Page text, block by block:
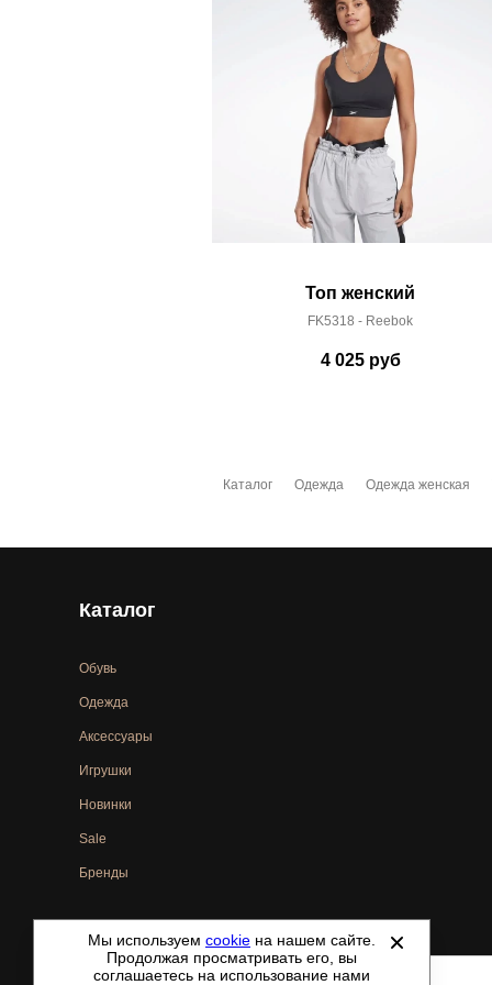
Топ женский
FK5318 - Reebok
4 025руб
Каталог Одежда Одежда женская
Каталог
Обувь
Одежда
Аксессуары
Игрушки
Новинки
Sale
Бренды
©2021-2026 - ShoesTown.ru - все права защищены.
Мы используем cookie на нашем сайте.
Продолжая просматривать его, вы
соглашаетесь на использование нами